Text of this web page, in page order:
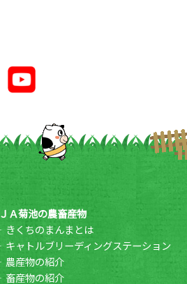
ＪＡ菊池の農畜産物
きくちのまんまとは
キャトルブリーディングステーション
農産物の紹介
畜産物の紹介